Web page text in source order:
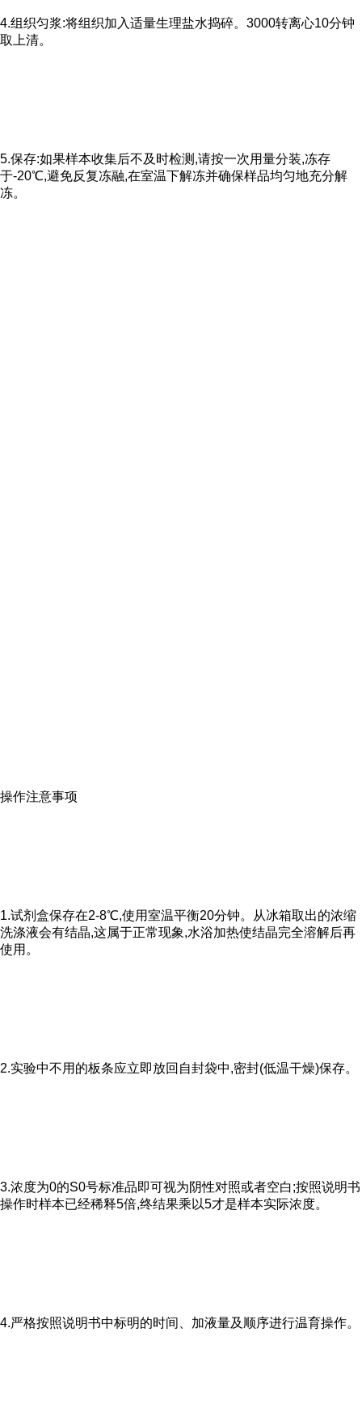
4.组织匀浆:将组织加入适量生理盐水捣碎。3000转离心10分钟
取上清。
5.保存:如果样本收集后不及时检测,请按一次用量分装,冻存
于-20℃,避免反复冻融,在室温下解冻并确保样品均匀地充分解
冻。
操作注意事项
1.试剂盒保存在2-8℃,使用室温平衡20分钟。从冰箱取出的浓缩
洗涤液会有结晶,这属于正常现象,水浴加热使结晶完全溶解后再
使用。
2.实验中不用的板条应立即放回自封袋中,密封(低温干燥)保存。
3.浓度为0的S0号标准品即可视为阴性对照或者空白;按照说明书
操作时样本已经稀释5倍,终结果乘以5才是样本实际浓度。
4.严格按照说明书中标明的时间、加液量及顺序进行温育操作。